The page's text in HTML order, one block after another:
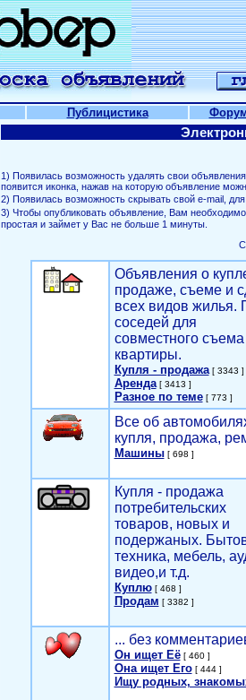
Публицистика
1) Появилась возможность удалять свои
появится иконка, нажав на которую объявление
2) Появилась возможность скрывать свой е-mail,
3) Чтобы опубликовать объявление, Вам
простая и займет у Вас не больше 1 минуты.
Объявления о
продаже, съеме и
всех видов жилья.
соседей для
совместного съема
квартиры.
Купля - продажа[ 3343 ]
Аренда[ 3413 ]
Разное по теме[ 773 ]
Все об
купля, продажа,
Машины[ 698 ]
Купля - продажа
потребительских
товаров, новых и
подержаных.
техника, мебель,
видео,и т.д.
Куплю[ 468 ]
Продам [ 3382 ]
... без
Он ищет Её[ 460 ]
Она ищет Его[ 444 ]
Ищу родных,